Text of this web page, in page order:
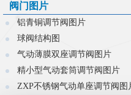
型气动调节阀型号选型等知识...
阀门图片
铝青铜调节阀图片
球阀结构图
气动薄膜双座调节阀图片
精小型气动套筒调节阀图片
ZXP不锈钢气动单座调节阀图